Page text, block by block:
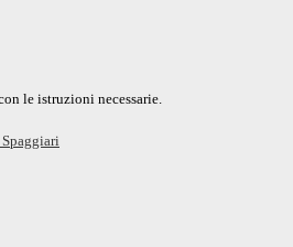
le istruzioni necessarie.